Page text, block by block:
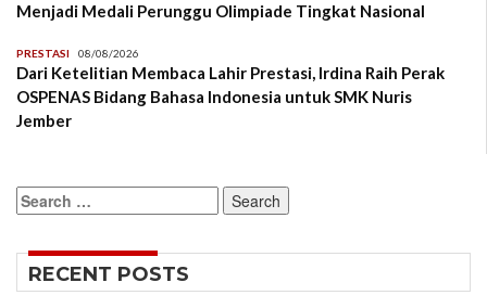
Menjadi Medali Perunggu Olimpiade Tingkat Nasional
PRESTASI 08/08/2026
Dari Ketelitian Membaca Lahir Prestasi, Irdina Raih Perak
OSPENAS Bidang Bahasa Indonesia untuk SMK Nuris
Jember
Search
for:
RECENT POSTS